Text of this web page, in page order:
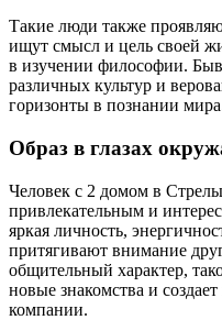
Такие люди также
ищут смысл и цель своей
в изучении философии.
различных культур и
горизонты в познании
Образ в глазах
Человек с 2 домом в
привлекательным и
яркая личность,
притягивают внимание
общительный характер,
новые знакомства и
компании.